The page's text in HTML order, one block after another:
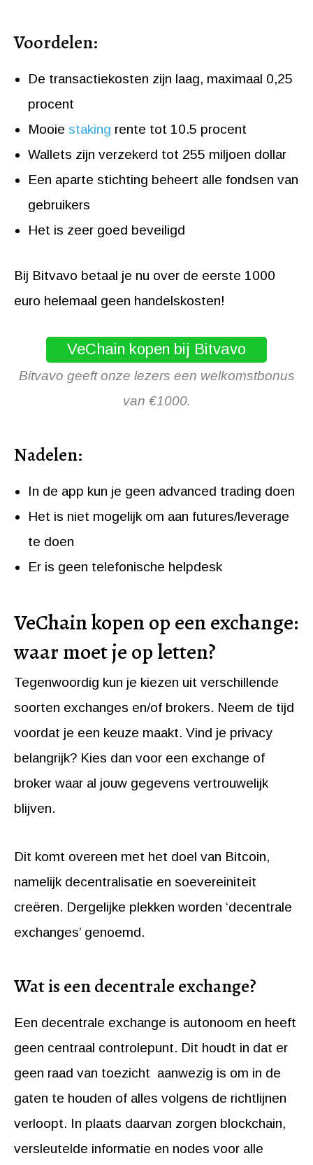
Voordelen:
De transactiekosten zijn laag, maximaal 0,25
procent
Mooie staking rente tot 10.5 procent
Wallets zijn verzekerd tot 255 miljoen dollar
Een aparte stichting beheert alle fondsen van
gebruikers
Het is zeer goed beveiligd
Bij Bitvavo betaal je nu over de eerste 1000
euro helemaal geen handelskosten!
VeChain kopen bij Bitvavo
Bitvavo geeft onze lezers een welkomstbonus
van €1000.
Nadelen:
In de app kun je geen advanced trading doen
Het is niet mogelijk om aan futures/leverage
te doen
Er is geen telefonische helpdesk
VeChain kopen op een exchange:
waar moet je op letten?
Tegenwoordig kun je kiezen uit verschillende
soorten exchanges en/of brokers. Neem de tijd
voordat je een keuze maakt. Vind je privacy
belangrijk? Kies dan voor een exchange of
broker waar al jouw gegevens vertrouwelijk
blijven.
Dit komt overeen met het doel van Bitcoin,
namelijk decentralisatie en soevereiniteit
creëren. Dergelijke plekken worden ‘decentrale
exchanges’ genoemd.
Wat is een decentrale exchange?
Een decentrale exchange is autonoom en heeft
geen centraal controlepunt. Dit houdt in dat er
geen raad van toezicht aanwezig is om in de
gaten te houden of alles volgens de richtlijnen
verloopt. In plaats daarvan zorgen blockchain,
versleutelde informatie en nodes voor alle